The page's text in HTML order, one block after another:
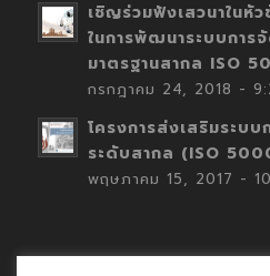
เชิญร่วมฟังเสวนาในหั
ในการพัฒนาระบบการ
มาตรฐานสากล ISO
กรกฎาคม 24, 2018 -
โครงการส่งเสริมระบ
ระดับสากล (ISO
พฤษภาคม 15, 2017 -